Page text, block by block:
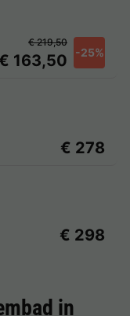
€ 163,50 -25%
€ 219,50
€ 278
€ 298
in